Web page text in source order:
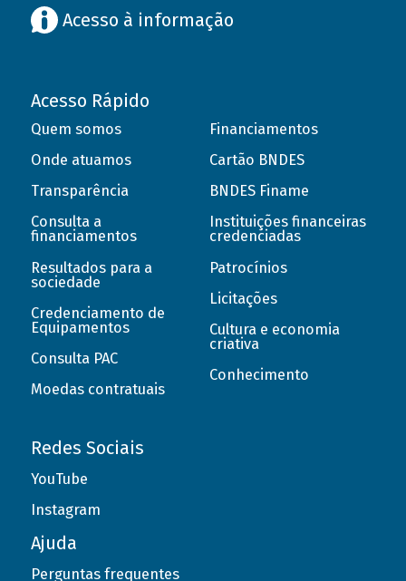
Acesso à informação
Acesso Rápido
Quem somos
Onde atuamos
Transparência
Consulta a
financiamentos
Resultados para a
sociedade
Credenciamento de
Equipamentos
Consulta PAC
Moedas contratuais
Financiamentos
Cartão BNDES
BNDES Finame
Instituições financeiras
credenciadas
Patrocínios
Licitações
Cultura e economia
criativa
Conhecimento
Redes Sociais
YouTube
Instagram
Ajuda
Perguntas frequentes